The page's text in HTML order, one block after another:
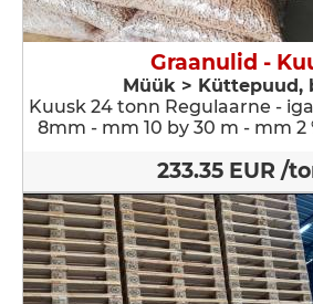
Graanulid -
Müük > Küttepuud,
Kuusk 24 tonn Regulaarne -
8mm - mm 10 by 30 m - mm 2
233.35 EUR /